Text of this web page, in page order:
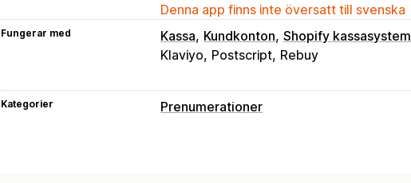
Denna app finns inte översatt till svenska
Fungerar med Kassa Kundkonton Shopify kassasystem
Klaviyo Postscript Rebuy
Kategorier Prenumerationer